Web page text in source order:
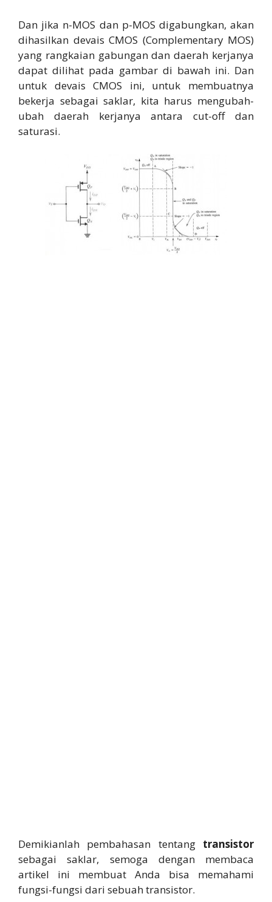
Dan jika n-MOS dan p-MOS digabungkan, akan
dihasilkan devais CMOS (Complementary MOS)
yang rangkaian gabungan dan daerah kerjanya
dapat dilihat pada gambar di bawah ini. Dan
untuk devais CMOS ini, untuk membuatnya
bekerja sebagai saklar, kita harus mengubah-
ubah daerah kerjanya antara cut-off dan
saturasi.
Demikianlah pembahasan tentang transistor
sebagai saklar, semoga dengan membaca
artikel ini membuat Anda bisa memahami
fungsi-fungsi dari sebuah transistor.